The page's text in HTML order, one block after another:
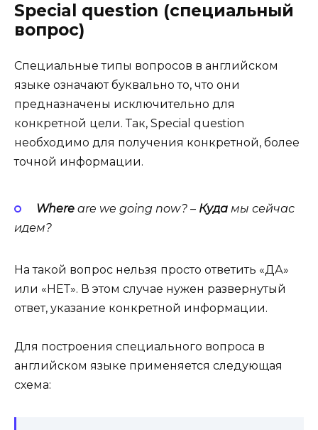
Special question (специальный
вопрос)
Специальные типы вопросов в английском
языке означают буквально то, что они
предназначены исключительно для
конкретной цели. Так, Spe­cial ques­tion
необходимо для получения конкретной, более
точной информации.
Whereare we going now? – Кудамы сейчас
идем?
На такой вопрос нельзя просто ответить «ДА»
или «НЕТ». В этом случае нужен развернутый
ответ, указание конкретной информации.
Для построения специального вопроса в
английском языке применяется следующая
схема: